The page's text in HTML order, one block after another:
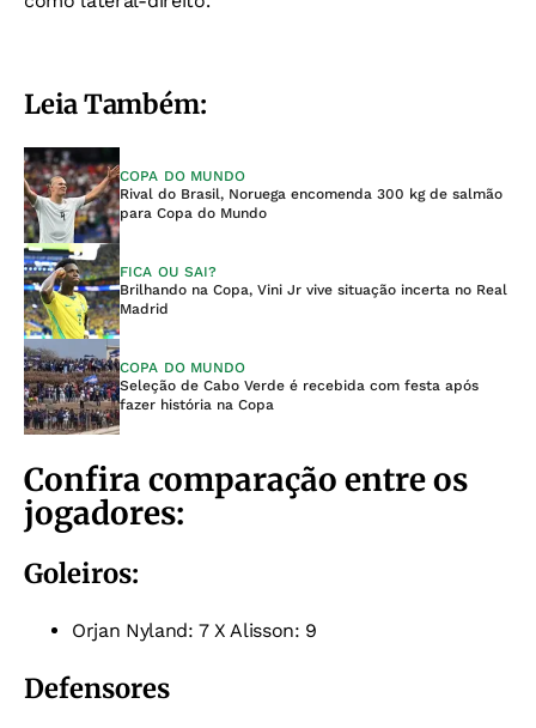
Leia Também:
COPA DO MUNDO
Rival do Brasil, Noruega encomenda 300 kg de salmão
para Copa do Mundo
FICA OU SAI?
Brilhando na Copa, Vini Jr vive situação incerta no Real
Madrid
COPA DO MUNDO
Seleção de Cabo Verde é recebida com festa após
fazer história na Copa
Confira comparação entre os
jogadores:
Goleiros:
Orjan Nyland: 7 X Alisson: 9
Defensores